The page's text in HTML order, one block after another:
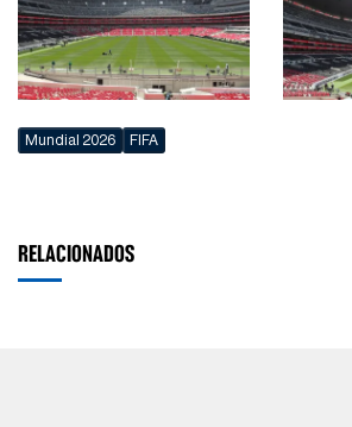
Mundial 2026 FIFA
RELACIONADOS